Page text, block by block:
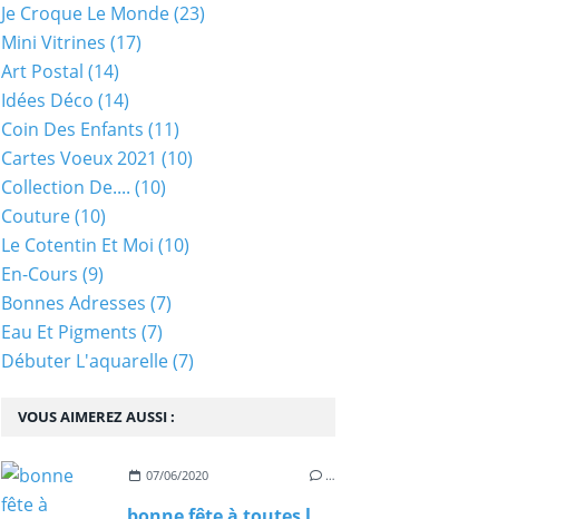
VOUS AIMEREZ AUSSI :
07/06/2020 …
Je Croque Le Monde(23)
Mini Vitrines (17)
Art Postal (14)
Idées Déco (14)
Coin Des Enfants (11)
Cartes Voeux 2021 (10)
Collection De.... (10)
Couture(10)
Le Cotentin Et Moi (10)
En-Cours (9)
Bonnes Adresses (7)
Eau Et Pigments (7)
Débuter L'aquarelle(7)